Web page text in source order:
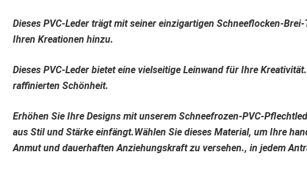
Dieses PVC-Leder trägt mit seiner einzigartigen Schneeflocken-
Ihren Kreationen hinzu.
Dieses PVC-Leder bietet eine vielseitige Leinwand für Ihre
raffinierten Schönheit.
Erhöhen Sie Ihre Designs mit unserem Schneefrozen-PVC-
aus Stil und Stärke einfängt.Wählen Sie dieses Material, um Ihre
Anmut und dauerhaften Anziehungskraft zu versehen., in jedem